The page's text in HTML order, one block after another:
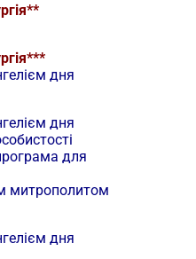
дня
дня
для
митрополитом
дня